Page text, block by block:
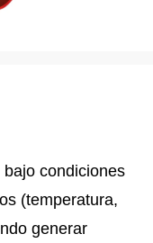
condiciones
(temperatura,
generar